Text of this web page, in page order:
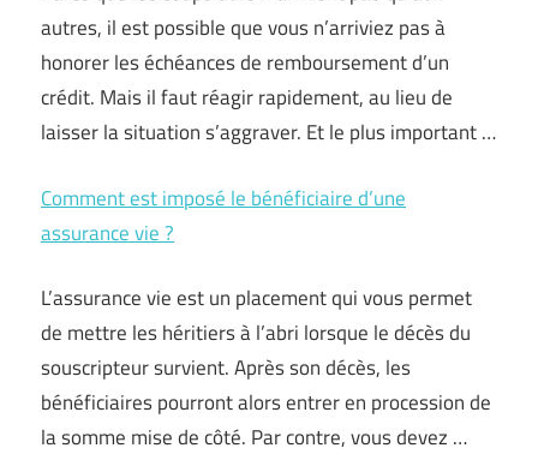
autres, il est possible que vous n’arriviez pas à
honorer les échéances de remboursement d’un
crédit. Mais il faut réagir rapidement, au lieu de
laisser la situation s’aggraver. Et le plus important …
Comment est imposé le bénéficiaire d’une
assurance vie ?
L’assurance vie est un placement qui vous permet
de mettre les héritiers à l’abri lorsque le décès du
souscripteur survient. Après son décès, les
bénéficiaires pourront alors entrer en procession de
la somme mise de côté. Par contre, vous devez …